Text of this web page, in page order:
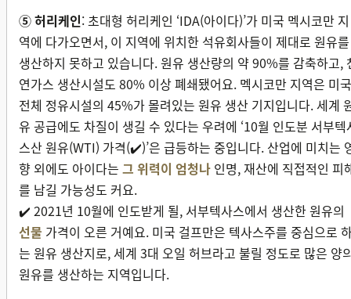
⑤ 허리케인: 초대형 허리케인 ‘IDA(아이다)’가 미국 멕시코만 지
역에 다가오면서, 이 지역에 위치한 석유회사들이 제대로 원유를
생산하지 못하고 있습니다. 원유 생산량의 약 90%를 감축하고,
연가스 생산시설도 80% 이상 폐쇄됐어요. 멕시코만 지역은 미국
전체 정유시설의 45%가 몰려있는 원유 생산 기지입니다. 세계
유 공급에도 차질이 생길 수 있다는 우려에 ‘10월 인도분 서부텍
스산 원유(WTI) 가격(✔️)’은 급등하는 중입니다. 산업에 미치는
향 외에도 아이다는 그 위력이 엄청나 인명, 재산에 직접적인 피
를 남길 가능성도 커요.
✔️ 2021년 10월에 인도받게 될, 서부텍사스에서 생산한 원유의
선물 가격이 오른 거예요. 미국 걸프만은 텍사스주를 중심으로
는 원유 생산지로, 세계 3대 오일 허브라고 불릴 정도로 많은 양
원유를 생산하는 지역입니다.